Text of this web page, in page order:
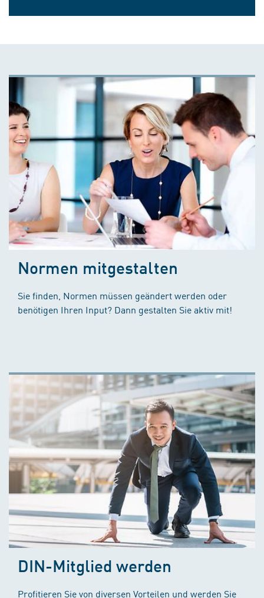
Normen mitgestalten
Sie finden, Normen müssen geändert werden oder
benötigen Ihren Input? Dann gestalten Sie aktiv mit!
DIN-Mitglied werden
Profitieren Sie von diversen Vorteilen und werden Sie